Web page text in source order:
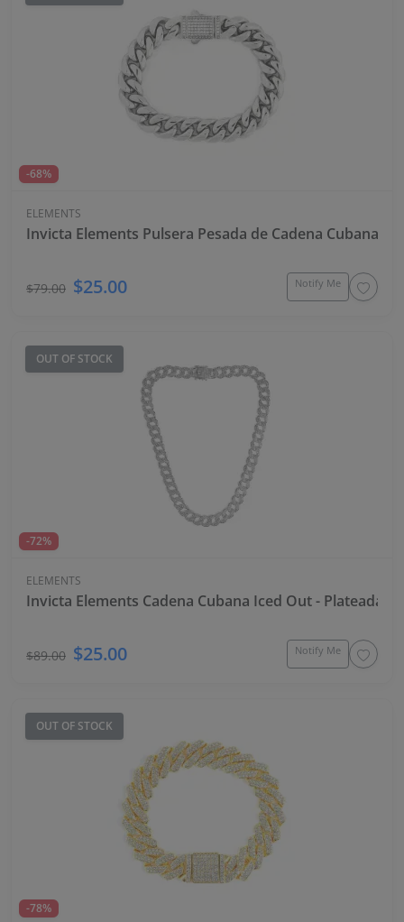
-68%
ELEMENTS
Invicta Elements Pulsera Pesada de Cadena Cubana
$79.00 $25.00 Notify Me
OUT OF STOCK
-72%
ELEMENTS
Invicta Elements Cadena Cubana Iced Out - Plateada
$89.00 $25.00 Notify Me
OUT OF STOCK
-78%